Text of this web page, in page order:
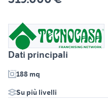
Dati principali
188 mq
Su più livelli